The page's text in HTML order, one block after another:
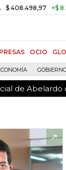
+$ 8.753,81
OCIO
de Abelardo
de Abelardo